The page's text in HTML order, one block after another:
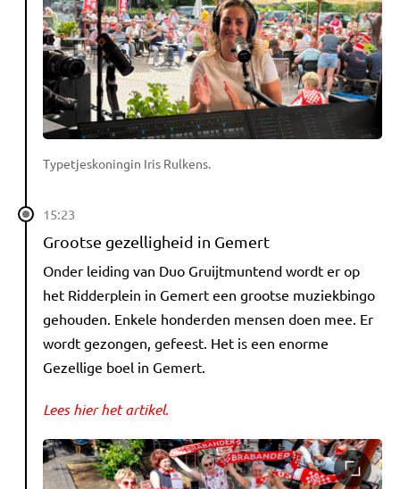
Typetjeskoningin Iris Rulkens.
15:23
Grootse gezelligheid in Gemert
Onder leiding van Duo Gruijtmuntend wordt er op
het Ridderplein in Gemert een grootse muziekbingo
gehouden. Enkele honderden mensen doen mee. Er
wordt gezongen, gefeest. Het is een enorme
Gezellige boel in Gemert.
Lees hier het artikel.